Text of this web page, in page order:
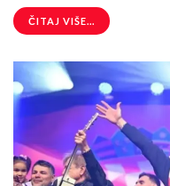
ČITAJ VIŠE...